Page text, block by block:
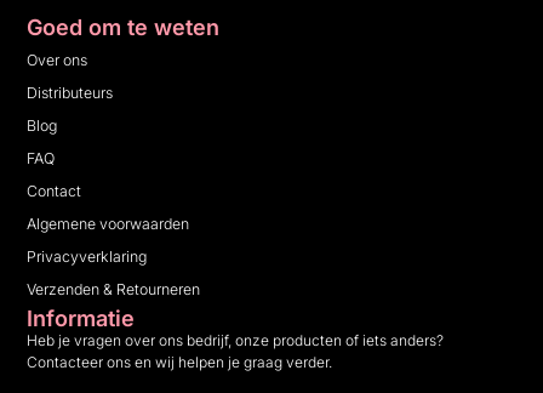
Goed om te weten
Over ons
Distributeurs
Blog
FAQ
Contact
Algemene voorwaarden
Privacyverklaring
Verzenden & Retourneren
Informatie
Heb je vragen over ons bedrijf, onze producten of iets anders?
Contacteer ons en wij helpen je graag verder.